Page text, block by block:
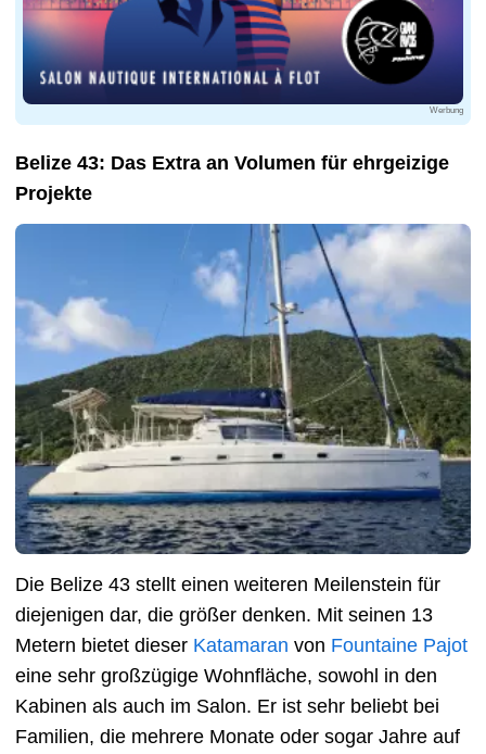
Werbung
Belize 43: Das Extra an Volumen für ehrgeizige
Projekte
Die Belize 43 stellt einen weiteren Meilenstein für
diejenigen dar, die größer denken. Mit seinen 13
Metern bietet dieser Katamaran von Fountaine Pajot
eine sehr großzügige Wohnfläche, sowohl in den
Kabinen als auch im Salon. Er ist sehr beliebt bei
Familien, die mehrere Monate oder sogar Jahre auf